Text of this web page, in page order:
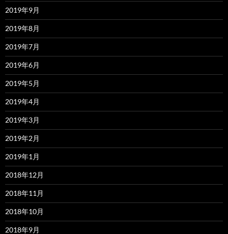
2019年9月
2019年8月
2019年7月
2019年6月
2019年5月
2019年4月
2019年3月
2019年2月
2019年1月
2018年12月
2018年11月
2018年10月
2018年9月